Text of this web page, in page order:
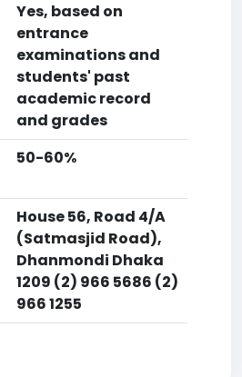
Yes, based on
entrance
examinations and
students' past
academic record
and grades
50-60%
House 56, Road 4/A
(Satmasjid Road),
Dhanmondi Dhaka
1209 (2) 966 5686 (2)
966 1255